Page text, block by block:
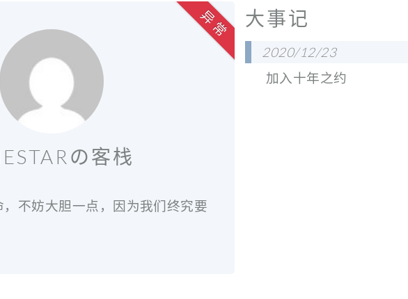
の客栈
不妨大胆一点，因为我们终究要
异 常 大事记
2020/12/23
加入十年之约